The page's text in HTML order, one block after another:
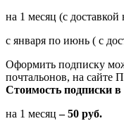
на 1 месяц (с доставкой
с января по июнь ( с
Оформить подписку
почтальонов, на сайте
Стоимость подписки в
на 1 месяц – 50 руб.